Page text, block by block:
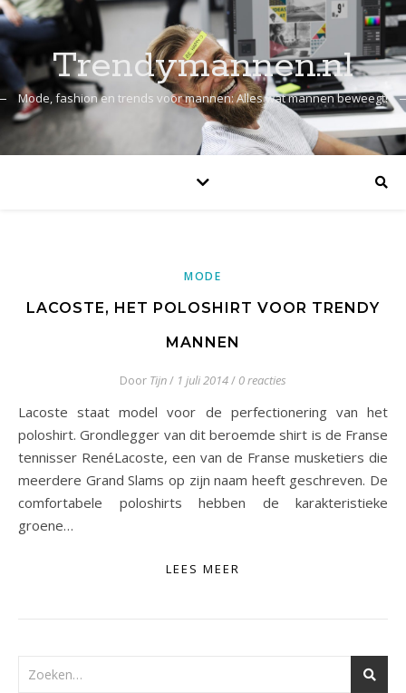
Trendymannen.nl
Mode, fashion en trends voor mannen: Alles wat mannen beweegt!
MODE
LACOSTE, HET POLOSHIRT VOOR TRENDY
MANNEN
Door Tijn/ 1 juli 2014/ 0 reacties
Lacoste staat model voor de perfectionering van het
poloshirt. Grondlegger van dit beroemde shirt is de Franse
tennisser RenéLacoste, een van de Franse musketiers die
meerdere Grand Slams op zijn naam heeft geschreven. De
comfortabele poloshirts hebben de karakteristieke
groene…
LEES MEER